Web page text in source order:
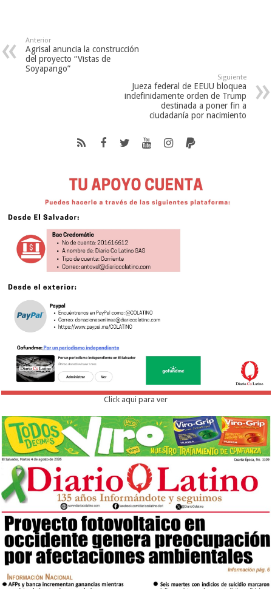
Anterior
Agrisal anuncia la construcción
del proyecto “Vistas de
Soyapango”
Siguiente
Jueza federal de EEUU bloquea
indefinidamente orden de Trump
destinada a poner fin a
ciudadanía por nacimiento
Click aqui para ver